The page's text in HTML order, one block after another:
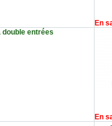
En
entrées
En